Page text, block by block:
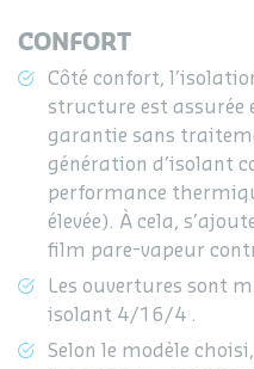
CONFORT
Côté confort,
structure est assurée
garantie sans
génération d’isolant
performance
élevée). À cela,
film pare-vapeur
Les ouvertures sont
isolant 4/16/4 .
Selon le modèle